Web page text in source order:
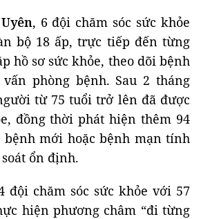
, 6 đội chăm sóc sức khỏe
bộ 18 ấp, trực tiếp đến từng
hồ sơ sức khỏe, theo dõi bệnh
phòng bệnh. Sau 2 tháng
từ 75 tuổi trở lên đã được
đồng thời phát hiện thêm 94
mới hoặc bệnh mạn tính
ổn định.
đội chăm sóc sức khỏe với 57
hiện phương châm “đi từng